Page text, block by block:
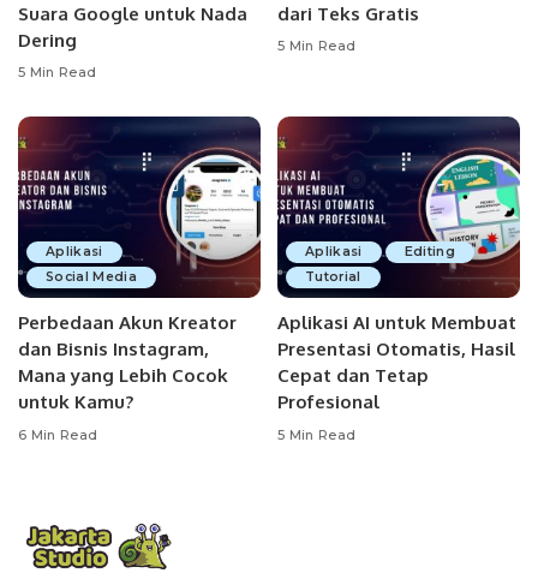
Suara Google untuk Nada
Dering
5 Min Read
dari Teks Gratis
5 Min Read
Aplikasi
Social Media
Perbedaan Akun Kreator
dan Bisnis Instagram,
Mana yang Lebih Cocok
untuk Kamu?
6 Min Read
Aplikasi
Editing
Tutorial
Aplikasi AI untuk Membuat
Presentasi Otomatis, Hasil
Cepat dan Tetap
Profesional
5 Min Read